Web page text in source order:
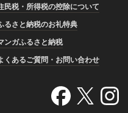
民税・所得税の控除について
るさと納税のお礼特典
ンガふるさと納税
くあるご質問・お問い合わせ